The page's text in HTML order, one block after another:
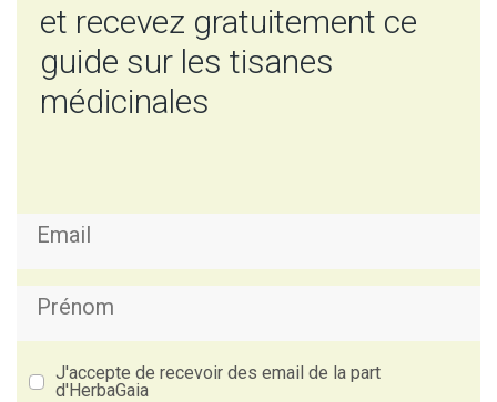
et recevez gratuitement ce
guide sur les tisanes
médicinales
J'accepte de recevoir des email de la part
d'HerbaGaia